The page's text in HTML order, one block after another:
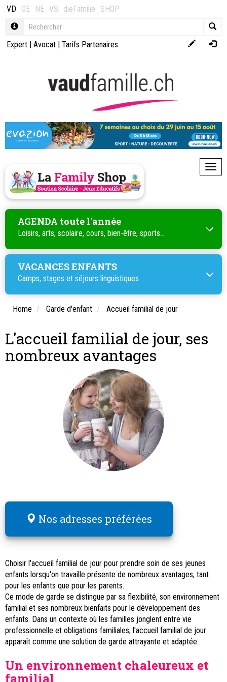
VD GE NE VS dieFamilie SHOP
Expert | Avocat | Tarifs Partenaires
AGENDA toute l'année
Loisirs, arts, scolaire, cours, bien-être, sports...
VACANCES ENFANTS
Camps, stages et séjours linguistiques
Home Garde d'enfant Accueil familial de jour
L'accueil familial de jour, ses
nombreux avantages
Nos adresses préférées
Choisir l'accueil familial de jour pour prendre soin de ses jeunes
enfants lorsqu'on travaille présente de nombreux avantages, tant
pour les enfants que pour les parents.
Ce mode de garde se distingue par sa flexibilité, son environnement
familial et ses nombreux bienfaits pour le développement des
enfants. Dans un contexte où les familles jonglent entre vie
professionnelle et obligations familiales, l'accueil familial de jour
apparaît comme une solution de garde attrayante et adaptée.
Un environnement chaleureux et
familial